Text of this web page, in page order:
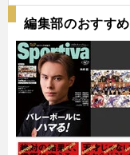
編集部のおすすめ